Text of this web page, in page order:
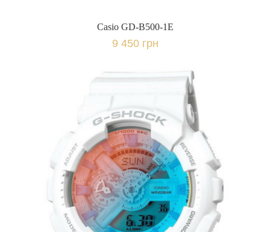
Casio GD-B500-1E
9 450 грн